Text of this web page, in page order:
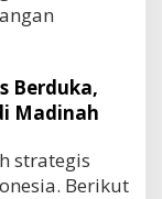
Berduka,
Madinah
strategis
Berikut